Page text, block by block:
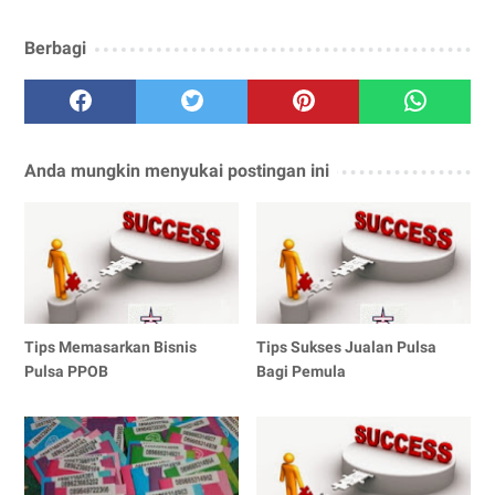
Berbagi
Anda mungkin menyukai postingan ini
Tips Memasarkan Bisnis
Pulsa PPOB
Tips Sukses Jualan Pulsa
Bagi Pemula